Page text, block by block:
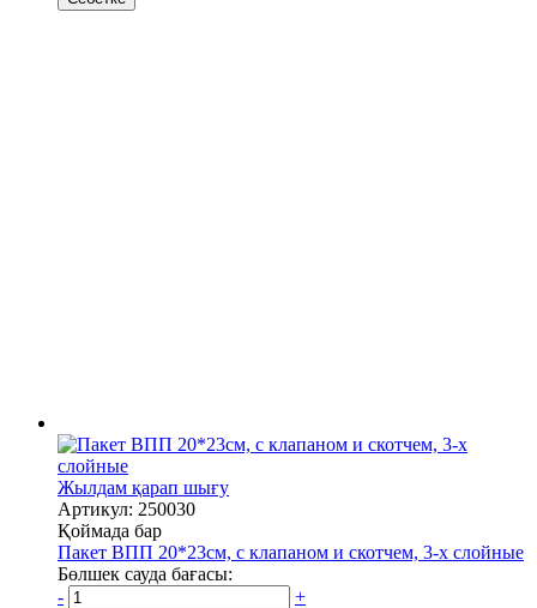
Жылдам қарап шығу
Артикул: 250030
Қоймада бар
Пакет ВПП 20*23см, с клапаном и скотчем, 3-х слойные
Бөлшек сауда бағасы:
-
+